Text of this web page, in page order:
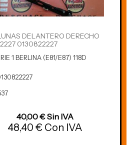
DELANTERO DERECHO
0130822227
1 BERLINA (E81/E87) 118D
40,00 € Sin IVA
48,40 € Con IVA